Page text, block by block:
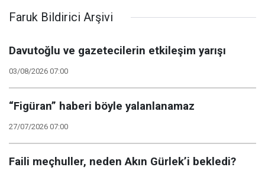
Faruk Bildirici Arşivi
Davutoğlu ve gazetecilerin etkileşim yarışı
03/08/2026 07:00
“Figüran” haberi böyle yalanlanamaz
27/07/2026 07:00
Faili meçhuller, neden Akın Gürlek’i bekledi?